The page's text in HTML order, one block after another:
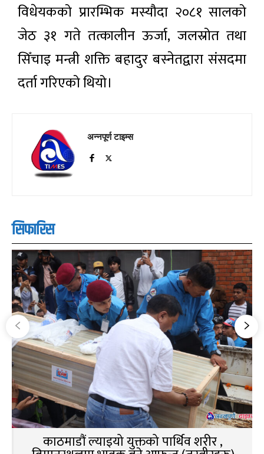
विधेयकको प्रारम्भिक मस्यौदा २०८१ सालको
जेठ ३१ गते तत्कालीन ऊर्जा, जलस्रोत तथा
सिँचाइ मन्त्री शक्ति बहादुर बस्नेतद्वारा संसदमा
दर्ता गरिएको थियो।
अन्नपूर्ण टाइम्स
सिफारिस
काठमाडौं ल्याइयो युक्तको पार्थिव शरीर ,